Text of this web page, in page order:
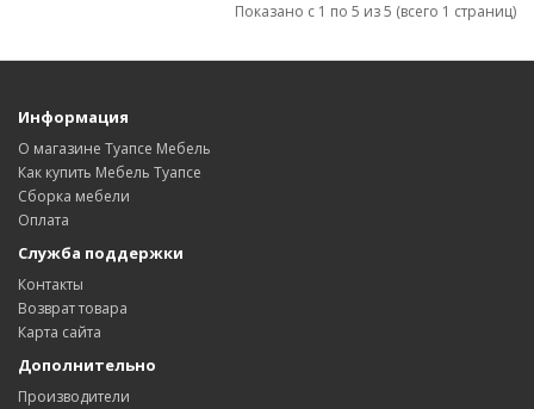
Показано с 1 по 5 из 5 (всего 1 страниц)
Информация
О магазине Туапсе Мебель
Как купить Мебель Туапсе
Сборка мебели
Оплата
Служба поддержки
Контакты
Возврат товара
Карта сайта
Дополнительно
Производители